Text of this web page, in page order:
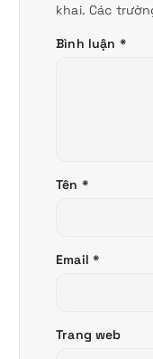
khai. Các
Bình luận *
Tên *
Email *
Trang web